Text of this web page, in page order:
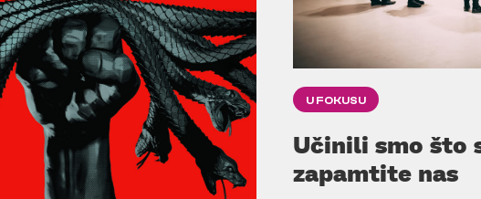
U FOKUSU
Učinili smo što
zapamtite nas